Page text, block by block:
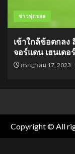
ข่าวฟุตบอล
เข้าใกล้ข้อตกลง
จอร์แดน เฮนเดอ
กรกฎาคม 17, 2023
Copyright © All